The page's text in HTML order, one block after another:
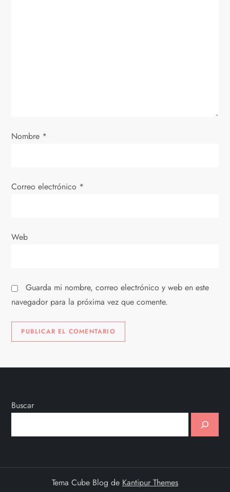
e
a
a
s
Nombre *
Correo electrónico *
Web
Guarda mi nombre, correo electrónico y web en este
navegador para la próxima vez que comente.
Buscar
Tema Cube Blog de Kantipur Themes